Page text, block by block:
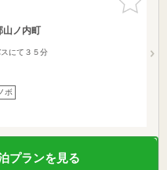
りに追加
山ノ内町
にて３５分
ボ
プランを見る